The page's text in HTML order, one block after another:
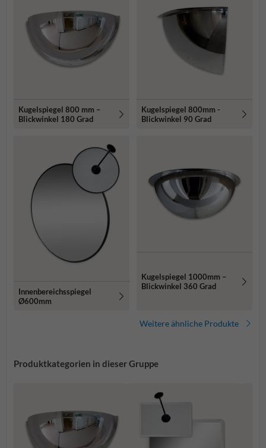
Kugelspiegel 800 mm –
Blickwinkel 180 Grad
Kugelspiegel 800mm -
Blickwinkel 90 Grad
Innenbereichsspiegel
Ø600mm
Kugelspiegel 1000mm –
Blickwinkel 360 Grad
Weitere ähnliche Produkte
Produktkategorien in dieser Gruppe